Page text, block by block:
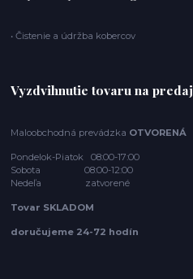
• Čistenie a údržba kobercov
Vyzdvihnutie tovaru na
Maloobchodná prevádzka OTVORENÁ
Pondelok-Piatok 08:00-17:00
Sobota 08:00-12:00
Nedeľa zatvorené
Tovar SKLADOM
doručujeme 24-72 hodín